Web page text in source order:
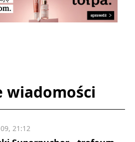
wiadomości
21:12